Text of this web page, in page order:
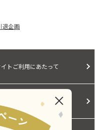
退企画
トご利用にあたって